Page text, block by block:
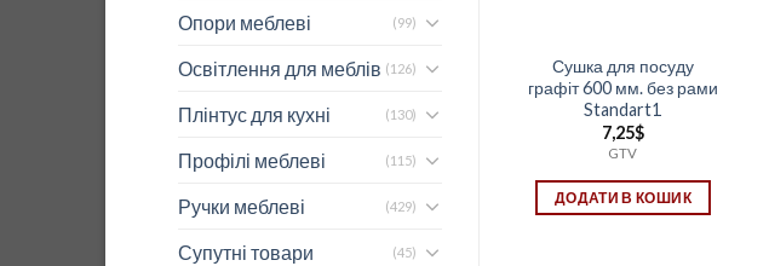
Опори меблеві (99)
Освітлення для меблів (126)
Плінтус для кухні (130)
Профілі меблеві (115)
Ручки меблеві (429)
Супутні товари (45)
Сушка для посуду
графіт 600 мм. без рами
Standart1
7,25$
GTV
ДОДАТИ В КОШИК
Корзина хром з сушкою
мм (235*460*524)
ДОДАТИ В КОШИК
Сушка для посуду
без рами STANDART 3,
20,50$